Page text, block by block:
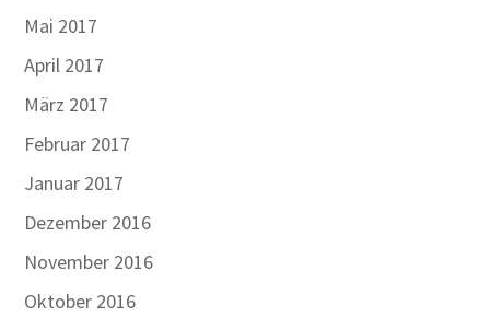
Mai 2017
April 2017
März 2017
Februar 2017
Januar 2017
Dezember 2016
November 2016
Oktober 2016